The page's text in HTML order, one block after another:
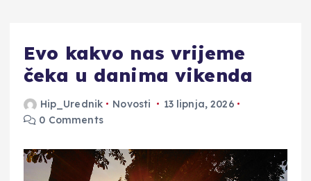
Evo kakvo nas vrijeme
čeka u danima vikenda
Hip_Urednik Novosti
13 lipnja, 2026
0 Comments